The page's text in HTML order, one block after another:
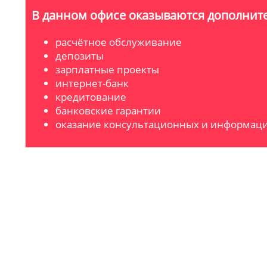
В данном офисе оказываются
расчётное обслуживание
депозиты
зарплатные проекты
интернет-банк
кредитование
банковские гарантии
оказание консультационных и